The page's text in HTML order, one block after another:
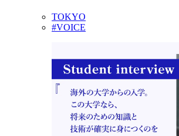
TOKYO
#VOICE